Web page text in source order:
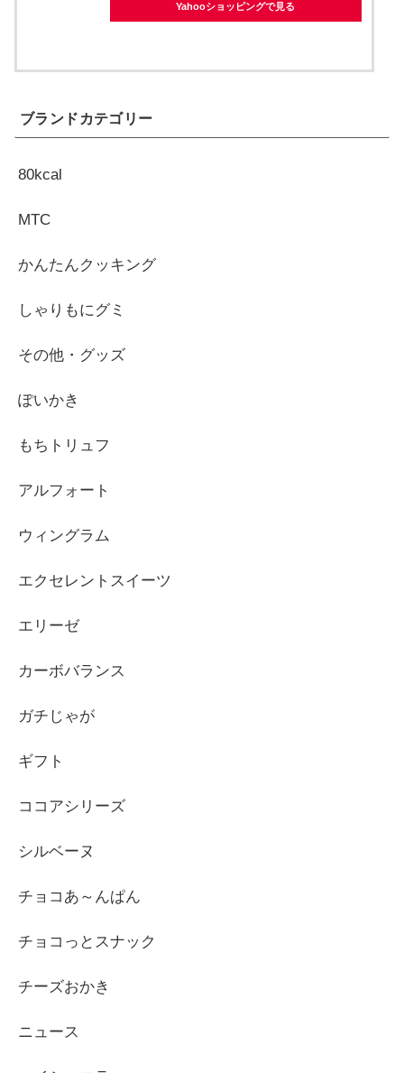
Yahooショッピングで見る
ブランドカテゴリー
80kcal
MTC
かんたんクッキング
しゃりもにグミ
その他・グッズ
ぽいかき
もちトリュフ
アルフォート
ウィングラム
エクセレントスイーツ
エリーゼ
カーボバランス
ガチじゃが
ギフト
ココアシリーズ
シルベーヌ
チョコあ～んぱん
チョコっとスナック
チーズおかき
ニュース